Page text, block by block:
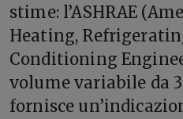
stime: l’ASHRAE
Heating,
Conditioning
volume variabile da
fornisce